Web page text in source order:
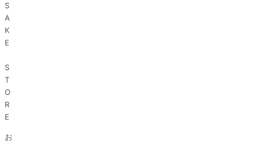
S
A
K
E
S
T
O
R
E
お